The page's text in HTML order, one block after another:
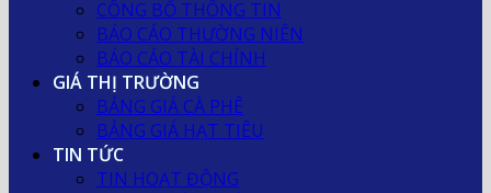
CÔNG BỐ THÔNG TIN
BÁO CÁO THƯỜNG NIÊN
BÁO CÁO TÀI CHÍNH
GIÁ THỊ TRƯỜNG
BẢNG GIÁ CÀ PHÊ
BẢNG GIÁ HẠT TIÊU
TIN TỨC
TIN HOẠT ĐỘNG